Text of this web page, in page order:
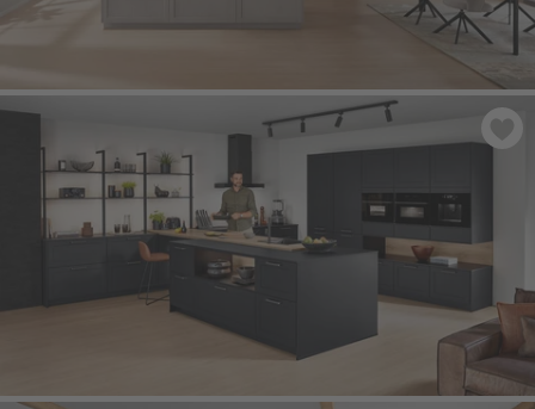
- Laminat lakierowany, struktura drewna macchiato